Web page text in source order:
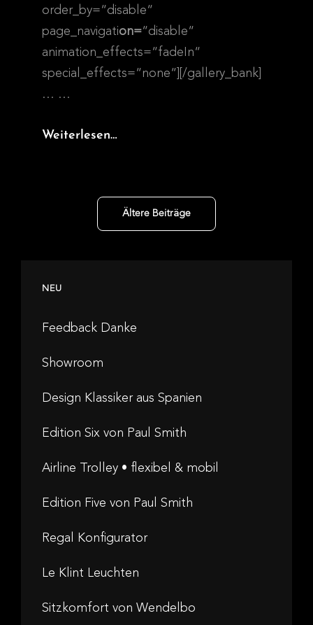
order_by=“disable“
page_navigation=“disable“
animation_effects=“fadeIn“
special_effects=“none“][/gallery_bank]
… …
Weiterlesen…
BeitragsnavigationÄltere Beiträge
NEU
Feedback Danke
Showroom
Design Klassiker aus Spanien
Edition Six von Paul Smith
Airline Trolley • flexibel & mobil
Edition Five von Paul Smith
Regal Konfigurator
Le Klint Leuchten
Sitzkomfort von Wendelbo